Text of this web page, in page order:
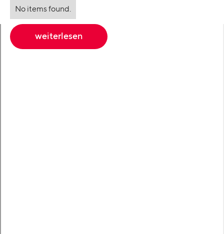
No items found.
weiterlesen